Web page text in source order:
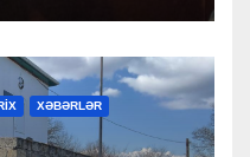
XƏBƏRLƏR